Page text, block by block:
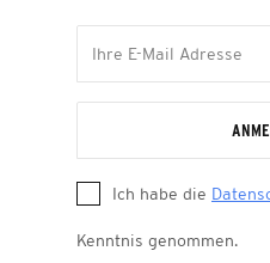
Ich habe die
Kenntnis genommen.